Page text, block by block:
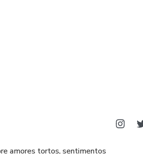
amores tortos, sentimentos